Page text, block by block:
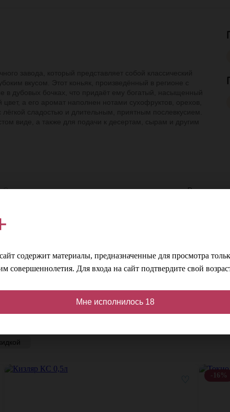
Страна Россия
Цвет Золотисто-янтарный
-16%
содержит материалы, предназначенные для просмотра
совершеннолетия. Для входа на сайт подтвердите свой
Мне исполнилось 18